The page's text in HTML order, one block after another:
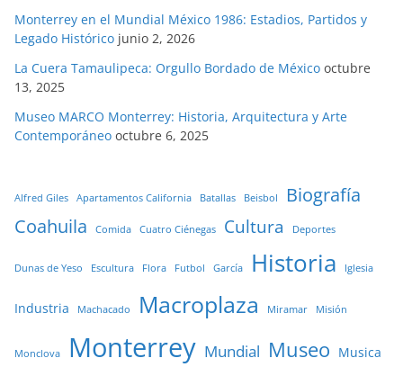
Monterrey en el Mundial México 1986: Estadios, Partidos y
Legado Histórico junio 2, 2026
La Cuera Tamaulipeca: Orgullo Bordado de México octubre
13, 2025
Museo MARCO Monterrey: Historia, Arquitectura y Arte
Contemporáneo octubre 6, 2025
Alfred Giles Apartamentos California Batallas Beisbol
Biografía
Coahuila
Comida Cuatro Ciénegas Cultura Deportes
Dunas de Yeso Escultura Flora Futbol García Historia Iglesia
Industria Machacado Macroplaza Miramar Misión
Monclova Monterrey Mundial Museo Musica